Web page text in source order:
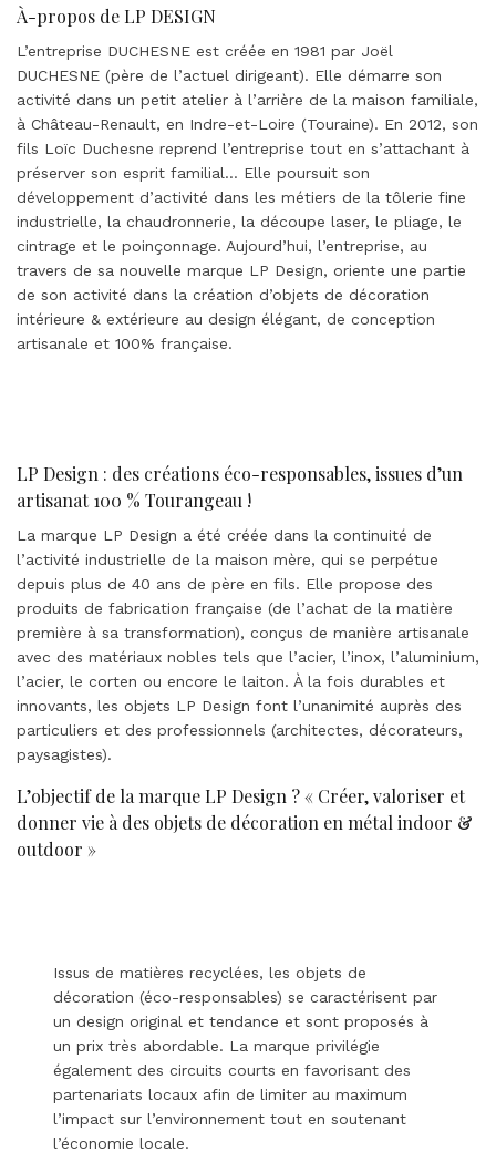
À-propos de LP DESIGN
L’entreprise DUCHESNE est créée en 1981 par Joël
DUCHESNE (père de l’actuel dirigeant). Elle démarre son
activité dans un petit atelier à l’arrière de la maison familiale,
à Château-Renault, en Indre-et-Loire (Touraine). En 2012, son
fils Loïc Duchesne reprend l’entreprise tout en s’attachant à
préserver son esprit familial… Elle poursuit son
développement d’activité dans les métiers de la tôlerie fine
industrielle, la chaudronnerie, la découpe laser, le pliage, le
cintrage et le poinçonnage. Aujourd’hui, l’entreprise, au
travers de sa nouvelle marque LP Design, oriente une partie
de son activité dans la création d’objets de décoration
intérieure & extérieure au design élégant, de conception
artisanale et 100% française.
LP Design : des créations éco-responsables, issues d’un
artisanat 100 % Tourangeau !
La marque LP Design a été créée dans la continuité de
l’activité industrielle de la maison mère, qui se perpétue
depuis plus de 40 ans de père en fils. Elle propose des
produits de fabrication française (de l’achat de la matière
première à sa transformation), conçus de manière artisanale
avec des matériaux nobles tels que l’acier, l’inox, l’aluminium,
l’acier, le corten ou encore le laiton. À la fois durables et
innovants, les objets LP Design font l’unanimité auprès des
particuliers et des professionnels (architectes, décorateurs,
paysagistes).
L’objectif de la marque LP Design ? « Créer, valoriser et
donner vie à des objets de décoration en métal indoor &
outdoor »
Issus de matières recyclées, les objets de
décoration (éco-responsables) se caractérisent par
un design original et tendance et sont proposés à
un prix très abordable. La marque privilégie
également des circuits courts en favorisant des
partenariats locaux afin de limiter au maximum
l’impact sur l’environnement tout en soutenant
l’économie locale.